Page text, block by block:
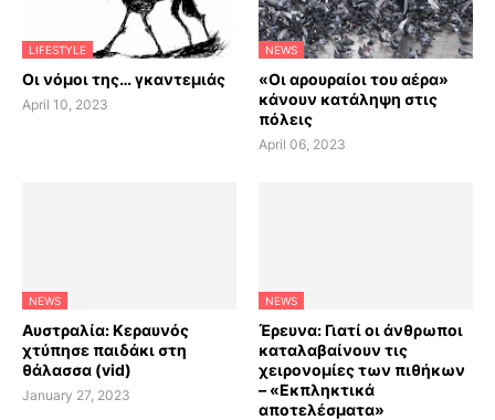
LIFESTYLE
Οι νόμοι της… γκαντεμιάς
April 10, 2023
NEWS
«Οι αρουραίοι του αέρα»
κάνουν κατάληψη στις
πόλεις
April 06, 2023
NEWS
Αυστραλία: Κεραυνός
χτύπησε παιδάκι στη
θάλασσα (vid)
January 27, 2023
NEWS
Έρευνα: Γιατί οι άνθρωποι
καταλαβαίνουν τις
χειρονομίες των πιθήκων
– «Εκπληκτικά
αποτελέσματα»